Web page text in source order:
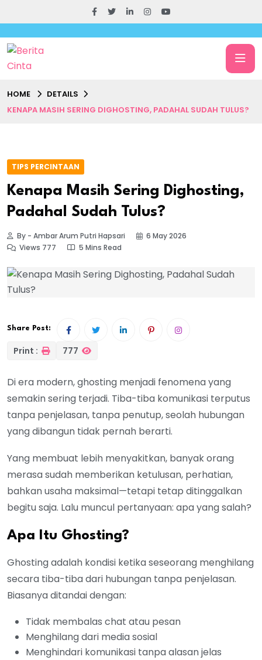
HOME
DETAILS
KENAPA MASIH SERING DIGHOSTING, PADAHAL SUDAH TULUS?
TIPS PERCINTAAN
Kenapa Masih Sering Dighosting,
Padahal Sudah Tulus?
By - Ambar Arum Putri Hapsari
6 May 2026
Views 777
5 Mins Read
Share Post:
Print : 777
Di era modern, ghosting menjadi fenomena yang
semakin sering terjadi. Tiba-tiba komunikasi terputus
tanpa penjelasan, tanpa penutup, seolah hubungan
yang dibangun tidak pernah berarti.
Yang membuat lebih menyakitkan, banyak orang
merasa sudah memberikan ketulusan, perhatian,
bahkan usaha maksimal—tetapi tetap ditinggalkan
begitu saja. Lalu muncul pertanyaan: apa yang salah?
Apa Itu Ghosting?
Ghosting adalah kondisi ketika seseorang menghilang
secara tiba-tiba dari hubungan tanpa penjelasan.
Biasanya ditandai dengan:
Tidak membalas chat atau pesan
Menghilang dari media sosial
Menghindari komunikasi tanpa alasan jelas